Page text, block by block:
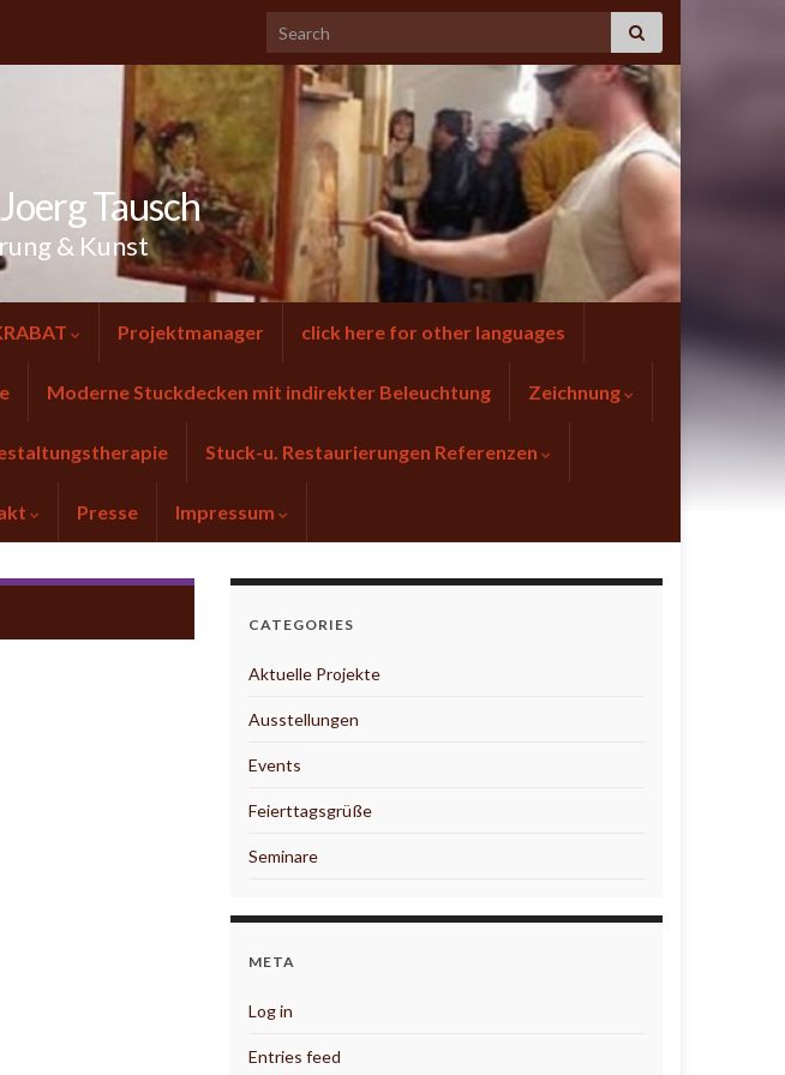
Tausch
& Kunst
Projektmanager click here for other languages
Moderne Stuckdecken mit indirekter Beleuchtung Zeichnung
Stuck-u. Restaurierungen Referenzen
Presse Impressum
CATEGORIES
Aktuelle Projekte
Ausstellungen
Events
Feierttagsgrüße
Seminare
META
Log in
Entries feed